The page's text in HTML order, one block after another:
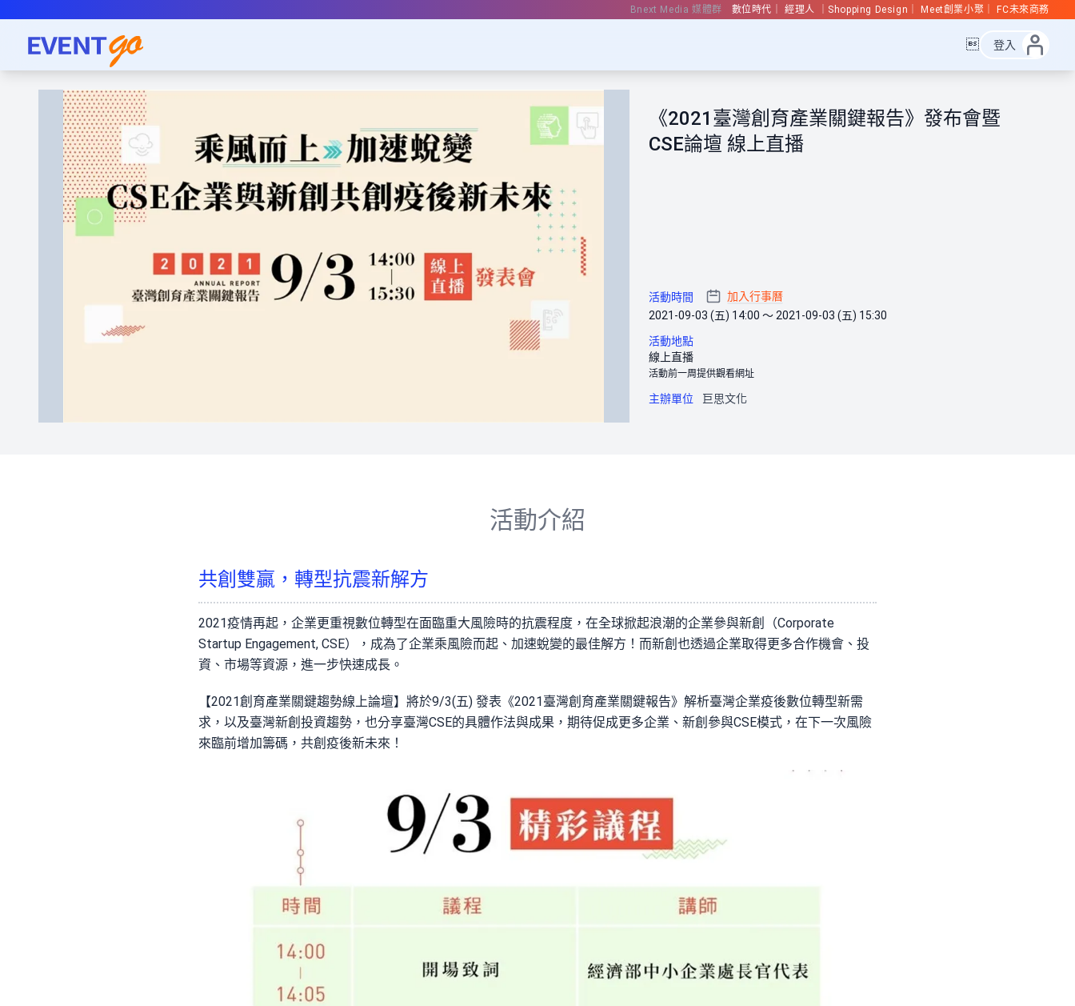
Bnext Media 媒體群 數位時代 經理人 Shopping Design Meet創業小聚 FC未來商務
 登入
《2021臺灣創育產業關鍵報告》發布會暨
CSE論壇 線上直播
活動時間
加入行事曆
2021-09-03 (五) 14:00 ～ 2021-09-03 (五) 15:30
活動地點
線上直播
活動前一周提供觀看網址
主辦單位 巨思文化
活動介紹
共創雙贏，轉型抗震新解方
2021疫情再起，企業更重視數位轉型在面臨重大風險時的抗震程度，在全球掀起浪潮的企業參與新創（Corporate
Startup Engagement, CSE），成為了企業乘風險而起、加速蛻變的最佳解方！而新創也透過企業取得更多合作機會、投
資、市場等資源，進一步快速成長。
【2021創育產業關鍵趨勢線上論壇】將於9/3(五) 發表《2021臺灣創育產業關鍵報告》解析臺灣企業疫後數位轉型新需
求，以及臺灣新創投資趨勢，也分享臺灣CSE的具體作法與成果，期待促成更多企業、新創參與CSE模式，在下一次風險
來臨前增加籌碼，共創疫後新未來！